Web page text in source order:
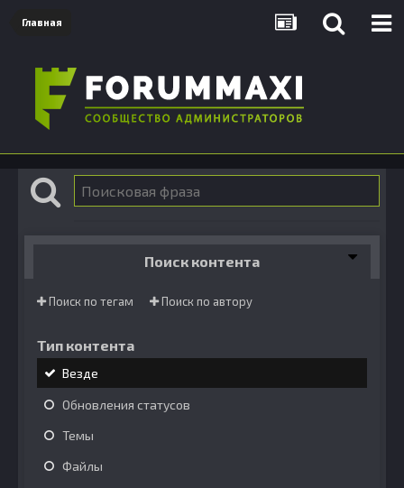
Главная
Поиск контента
Поиск по тегам Поиск по автору
Тип контента
Везде
Обновления статусов
Темы
Файлы